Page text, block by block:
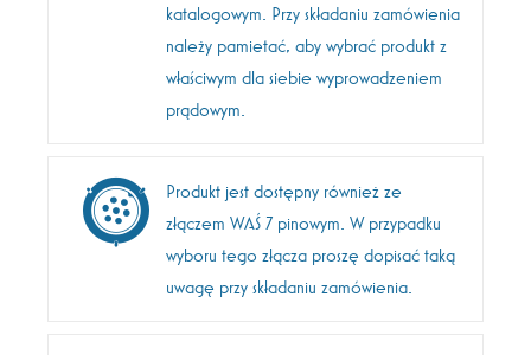
katalogowym. Przy składaniu zamówienia
należy pamietać, aby wybrać produkt z
właściwym dla siebie wyprowadzeniem
prądowym.
Produkt jest dostępny również ze
złączem WAŚ 7 pinowym. W przypadku
wyboru tego złącza proszę dopisać taką
uwagę przy składaniu zamówienia.